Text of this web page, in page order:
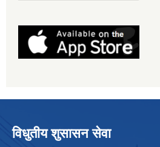
विधुतीय शुसासन सेवा